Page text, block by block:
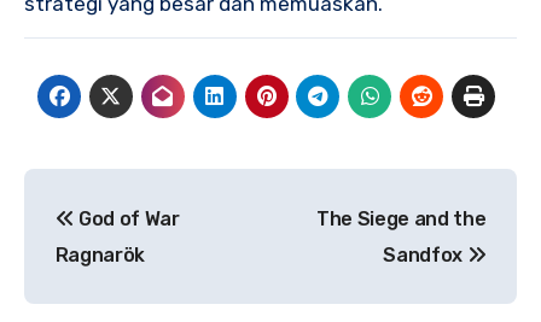
pos
God of War
Ragnarök
The Siege and the
Sandfox